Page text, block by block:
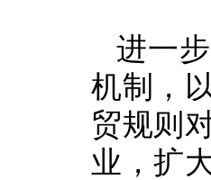
进一
机制，
贸规则
业，扩